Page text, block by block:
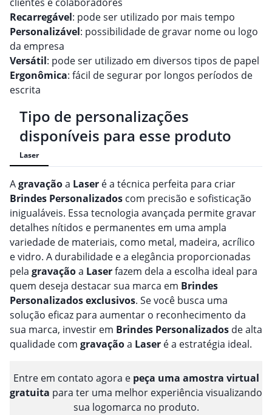
Recarregável: pode ser utilizado por mais tempo
Personalizável: possibilidade de gravar nome ou logo
da empresa
Versátil: pode ser utilizado em diversos tipos de papel
Ergonômica: fácil de segurar por longos períodos de
escrita
Tipo de personalizações
disponíveis para esse produto
Laser
Agravaçãoa Laser é a técnica perfeita para criar
Brindes Personalizados com precisão e sofisticação
inigualáveis. Essa tecnologia avançada permite gravar
detalhes nítidos e permanentes em uma ampla
variedade de materiais, como metal, madeira, acrílico
e vidro. A durabilidade e a elegância proporcionadas
pela gravaçãoa Laserfazem dela a escolha ideal para
quem deseja destacar sua marca em Brindes
Personalizadosexclusivos. Se você busca uma
solução eficaz para aumentar o reconhecimento da
sua marca, investir em Brindes Personalizados de alta
qualidade com gravaçãoa Laser é a estratégia ideal.
Entre em contato agora e peça uma amostra virtual
gratuita para ter uma melhor experiência visualizando
sua logomarca no produto.